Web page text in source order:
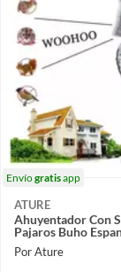
Envíogratisapp
ATURE
Ahuyentador Con
Pajaros Buho
Por Ature